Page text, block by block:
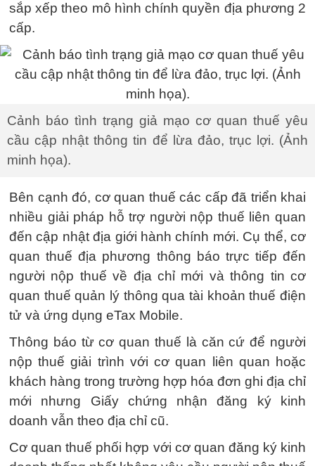
sắp xếp theo mô hình chính quyền địa phương 2
cấp.
Cảnh báo tình trạng giả mạo cơ quan thuế yêu
cầu cập nhật thông tin để lừa đảo, trục lợi. (Ảnh
minh họa).
Bên cạnh đó, cơ quan thuế các cấp đã triển khai
nhiều giải pháp hỗ trợ người nộp thuế liên quan
đến cập nhật địa giới hành chính mới. Cụ thể, cơ
quan thuế địa phương thông báo trực tiếp đến
người nộp thuế về địa chỉ mới và thông tin cơ
quan thuế quản lý thông qua tài khoản thuế điện
tử và ứng dụng eTax Mobile.
Thông báo từ cơ quan thuế là căn cứ để người
nộp thuế giải trình với cơ quan liên quan hoặc
khách hàng trong trường hợp hóa đơn ghi địa chỉ
mới nhưng Giấy chứng nhận đăng ký kinh
doanh vẫn theo địa chỉ cũ.
Cơ quan thuế phối hợp với cơ quan đăng ký kinh